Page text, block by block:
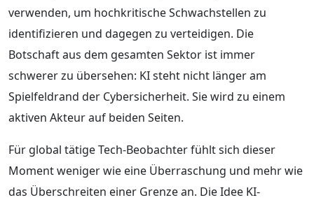
verwenden, um hochkritische Schwachstellen zu
identifizieren und dagegen zu verteidigen. Die
Botschaft aus dem gesamten Sektor ist immer
schwerer zu übersehen: KI steht nicht länger am
Spielfeldrand der Cybersicherheit. Sie wird zu einem
aktiven Akteur auf beiden Seiten.
Für global tätige Tech-Beobachter fühlt sich dieser
Moment weniger wie eine Überraschung und mehr wie
das Überschreiten einer Grenze an. Die Idee KI-